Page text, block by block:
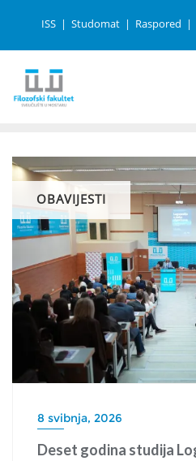
ISS Studomat Raspored
OBAVIJESTI
8 svibnja, 2026
Deset godina studija